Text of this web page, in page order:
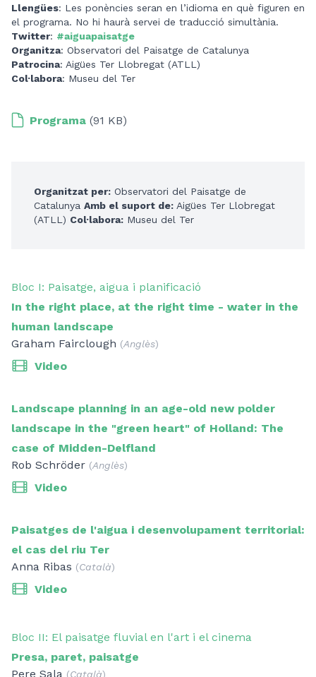
Llengües: Les ponències seran en l’idioma en què figuren en
el programa. No hi haurà servei de traducció simultània.
Twitter: #aiguapaisatge
Organitza: Observatori del Paisatge de Catalunya
Patrocina: Aigües Ter Llobregat (ATLL)
Col·labora: Museu del Ter
Programa (91 KB)
Organitzat per: Observatori del Paisatge de
Catalunya Amb el suport de: Aigües Ter Llobregat
(ATLL) Col·labora: Museu del Ter
Bloc I: Paisatge, aigua i planificació
In the right place, at the right time - water in the
human landscape
Graham Fairclough (Anglès)
Video
Landscape planning in an age-old new polder
landscape in the "green heart" of Holland: The
case of Midden-Delfland
Rob Schröder (Anglès)
Video
Paisatges de l'aigua i desenvolupament territorial:
el cas del riu Ter
Anna Ribas (Català)
Video
Bloc II: El paisatge fluvial en l'art i el cinema
Presa, paret, paisatge
Pere Sala (Català)